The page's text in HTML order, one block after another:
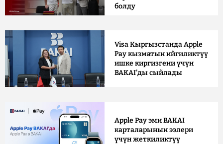
болду
Visa Кыргызстанда Apple
Pay кызматын ийгиликтүү
ишке киргизгени үчүн
BAKAI'ды сыйлады
Apple Pay эми BAKAI
карталарынын ээлери
үчүн жеткиликтүү